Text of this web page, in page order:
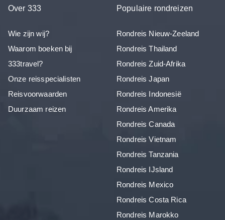
Over 333
Wie zijn wij?
Waarom boeken bij
333travel?
Onze reisspecialisten
Reisvoorwaarden
Duurzaam reizen
Populaire rondreizen
Rondreis Nieuw-Zeeland
Rondreis Thailand
Rondreis Zuid-Afrika
Rondreis Japan
Rondreis Indonesië
Rondreis Amerika
Rondreis Canada
Rondreis Vietnam
Rondreis Tanzania
Rondreis IJsland
Rondreis Mexico
Rondreis Costa Rica
Rondreis Marokko